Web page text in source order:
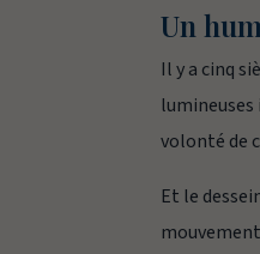
Un
Il y a cinq
lumineuses
volonté de
Et le